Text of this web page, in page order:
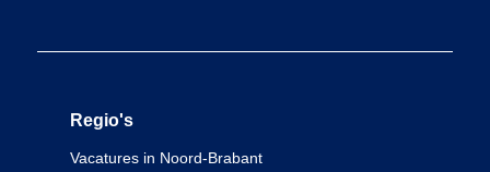
Regio's
Vacatures in Noord-Brabant